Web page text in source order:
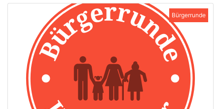
Bürgerrunde